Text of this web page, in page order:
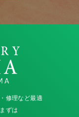
修理など最適
ずは